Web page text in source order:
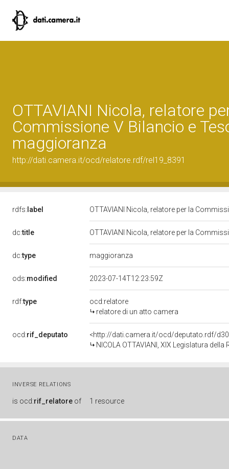
OTTAVIANI Nicola, relatore
Commissione V Bilancio e
maggioranza
http://dati.camera.it/ocd/relatore.rdf/rel19_8391
rdfs: label OTTAVIANI Nicola, relatore per la
dc:title OTTAVIANI Nicola, relatore per la
dc:type maggioranza
ods:modified 2023-07-14T12:23:59Z
rdf:type
ocd:relatore
relatore di un atto camera
ocd:rif_deputato
<http://dati.camera.it/ocd/deputato.rdf/
NICOLA OTTAVIANI, XIX Legislatura della
INVERSE RELATIONS
is ocd:rif_relatore of 1 resource
DATA